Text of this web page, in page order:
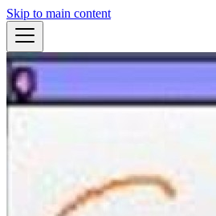
Skip to main content